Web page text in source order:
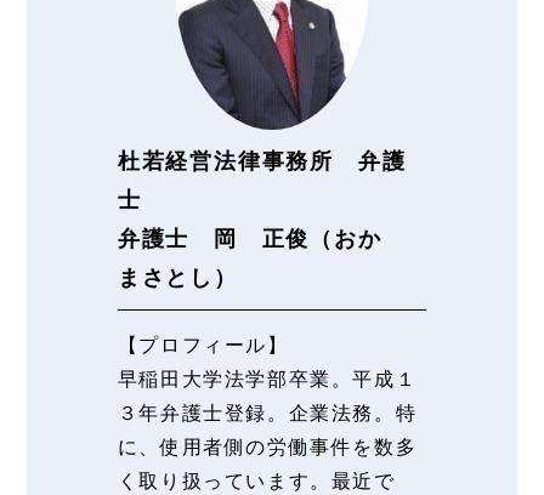
杜若経営法律事務所 弁護
士
弁護士 岡 正俊（おか
まさとし）
【プロフィール】
早稲田大学法学部卒業。平成１
３年弁護士登録。企業法務。特
に、使用者側の労働事件を数多
く取り扱っています。最近で